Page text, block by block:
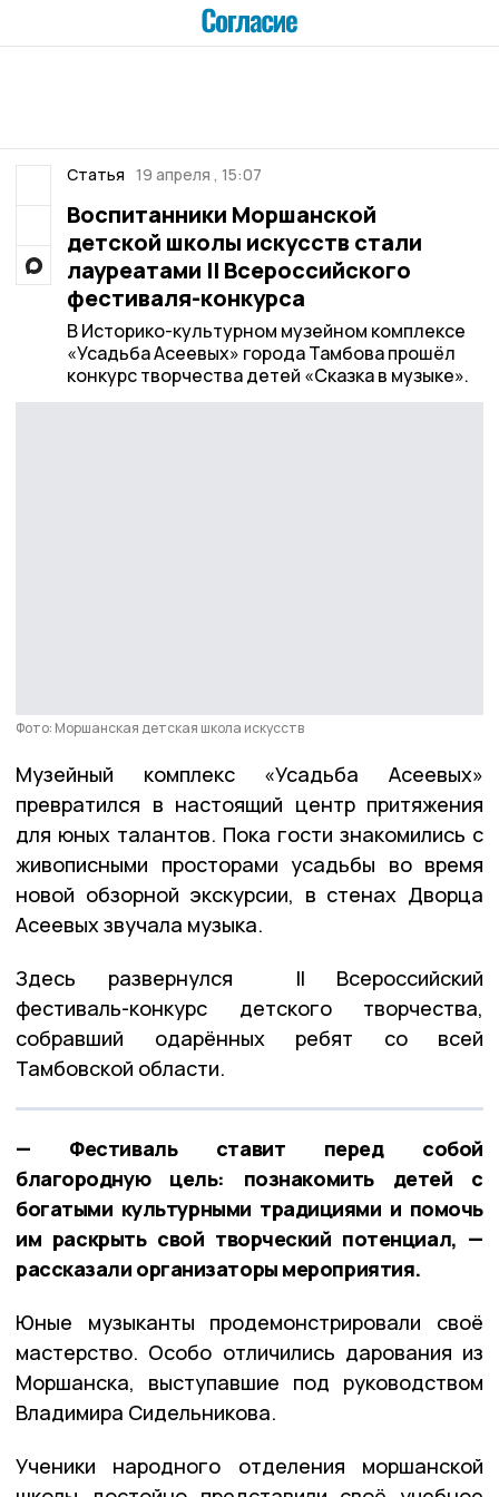
Статья 19 апреля , 15:07
Воспитанники Моршанской
детской школы искусств стали
лауреатами II Всероссийского
фестиваля-конкурса
В Историко-культурном музейном комплексе
«Усадьба Асеевых» города Тамбова прошёл
конкурс творчества детей «Сказка в музыке».
Фото: Моршанская детская школа искусств
Музейный комплекс «Усадьба Асеевых»
превратился в настоящий центр притяжения
для юных талантов. Пока гости знакомились с
живописными просторами усадьбы во время
новой обзорной экскурсии, в стенах Дворца
Асеевых звучала музыка.
Здесь развернулся II Всероссийский
фестиваль-конкурс детского творчества,
собравший одарённых ребят со всей
Тамбовской области.
— Фестиваль ставит перед собой
благородную цель: познакомить детей с
богатыми культурными традициями и помочь
им раскрыть свой творческий потенциал, —
рассказали организаторы мероприятия.
Юные музыканты продемонстрировали своё
мастерство. Особо отличились дарования из
Моршанска, выступавшие под руководством
Владимира Сидельникова.
Ученики народного отделения моршанской